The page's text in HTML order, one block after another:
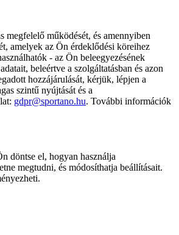
megfelelő működését, és amennyiben
amelyek az Ön érdeklődési köreihez
- az Ön beleegyezésének
beleértve a szolgáltatásban és azon
hozzájárulását, kérjük, lépjen a
szintű nyújtását és a
gdpr@sportano.hu. További információk
döntse el, hogyan használja
megtudni, és módosíthatja beállításait.